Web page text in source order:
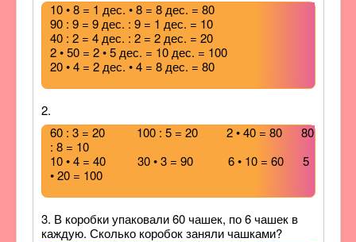
10 • 8 = 1 дес. • 8 = 8 дес. = 80
90 : 9 = 9 дес. : 9 = 1 дес. = 10
40 : 2 = 4 дес. : 2 = 2 дес. = 20
2 • 50 = 2 • 5 дес. = 10 дес. = 100
20 • 4 = 2 дес. • 4 = 8 дес. = 80
2.
60 : 3 = 20 100 : 5 = 20 2 • 40 = 80 80
: 8 = 10
10 • 4 = 40 30 • 3 = 90 6 • 10 = 60 5
• 20 = 100
3. В коробки упаковали 60 чашек, по 6 чашек в
каждую. Сколько коробок заняли чашками?